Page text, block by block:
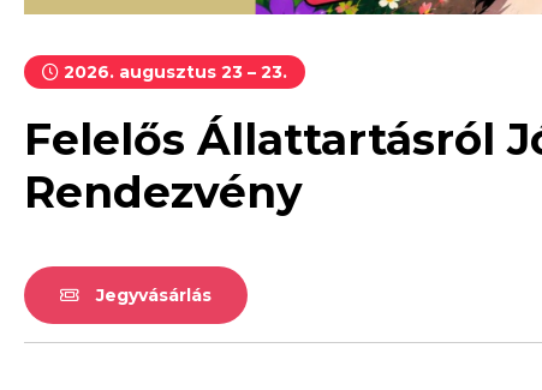
2026. augusztus 23 – 23.
Felelős Állattartásról
Rendezvény
Jegyvásárlás